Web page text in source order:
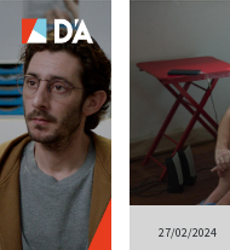
27/02/2024